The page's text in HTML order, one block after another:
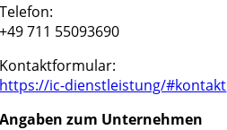
Telefon:
+49 711 55093690
Kontaktformular:
https://ic-dienstleistung/#kontakt
Angaben zum Unternehmen